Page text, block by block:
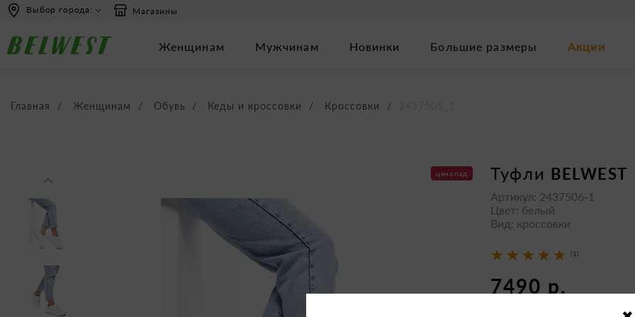
перейти
содержанию
Перейти
навигации
Выбор города: Магазины
Женщинам Мужчинам Новинки Большие размеры Акции
Главная Женщинам Обувь Кеды и кроссовки Кроссовки
ценопад туфли BELWEST
Артикул: 2437506-1
Цвет: белый
Вид: кроссовки
(1)
7490 р.